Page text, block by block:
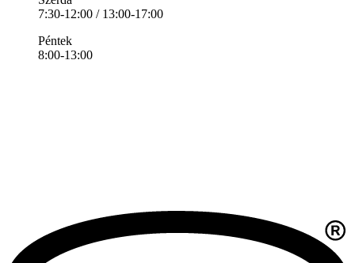
7:30-12:00 / 13:00-17:00
Péntek
8:00-13:00